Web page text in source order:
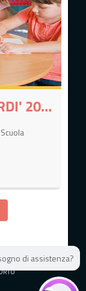
VARIAZIONE MENU VENERDI' 20 E MARTEDI' 24 FEBBRAIO 2026